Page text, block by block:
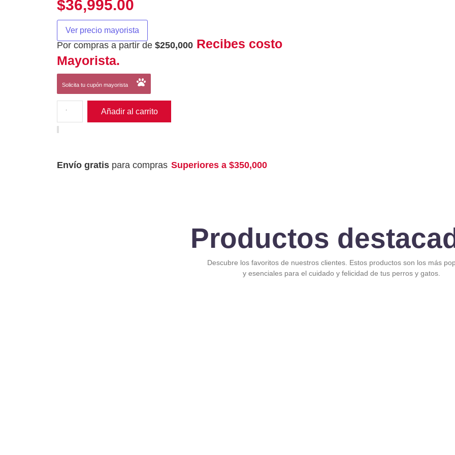
$36,995.00
Ver precio mayorista
Por compras a partir de $250,000 Recibes costo
Mayorista.
Solicita tu cupón mayorista
Añadir al carrito
Envío gratis para compras Superiores a $350,000
Productos
Descubre los favoritos de nuestros clientes. Estos productos son los más
y esenciales para el cuidado y felicidad de tus perros y gatos.